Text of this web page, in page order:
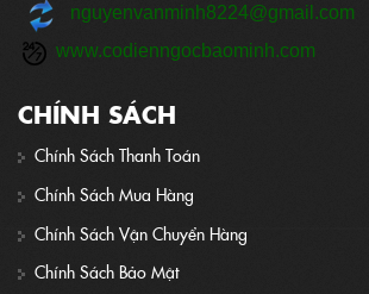
nguyenvanminh8224@gmail.com
www.codienngocbaominh.com
CHÍNH SÁCH
Chính Sách Thanh Toán
Chính Sách Mua Hàng
Chính Sách Vận Chuyển Hàng
Chính Sách Bảo Mật